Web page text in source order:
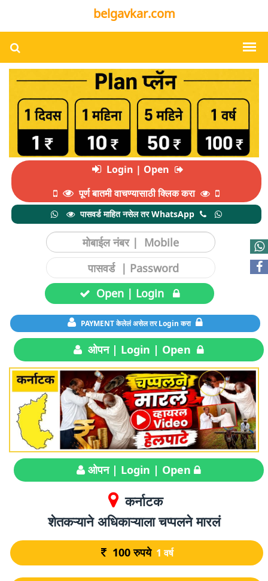
belgavkar.com
Login | Open
पूर्ण बातमी वाचण्यासाठी क्लिक करा
पासवर्ड माहित नसेल तर WhatsApp
Open | Login
PAYMENT केलेलं असेल तर Login करा
ओपन | Login | Open
ओपन | Login | Open
कर्नाटक
शेतकऱ्याने अधिकाऱ्याला चप्पलने मारलं
100 रुपये 1 वर्ष